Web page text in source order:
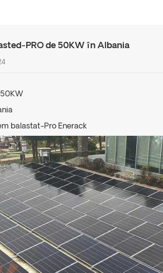
PRO de 50KW în Albania
50KW
balastat-Pro Enerack